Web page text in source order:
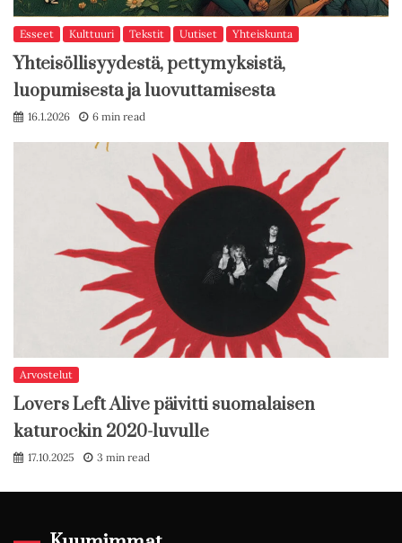
Esseet Kulttuuri Tekstit Uutiset Yhteiskunta
Yhteisöllisyydestä, pettymyksistä,
luopumisesta ja luovuttamisesta
16.1.2026 6 min read
Arvostelut
Lovers Left Alive päivitti suomalaisen
katurockin 2020-luvulle
17.10.2025 3 min read